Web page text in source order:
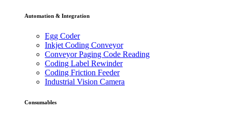
Automation & Integration
Egg Coder
Inkjet Coding Conveyor
Conveyor Paging Code Reading
Coding Label Rewinder
Coding Friction Feeder
Industrial Vision Camera
Consumables